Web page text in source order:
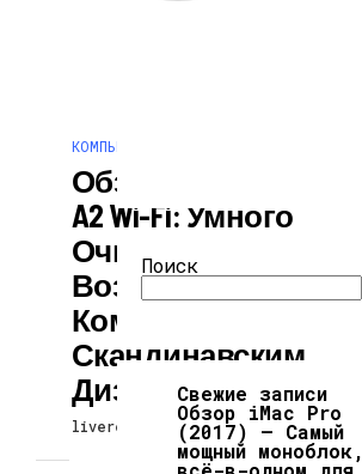
КОМПЬЮТЕРЫ И ГАДЖЕТЫ
Обзор TCL Breeva
A2 Wi-Fi: Умного
Очистителя
Воздуха С
Компактным
Скандинавским
Дизайном
livereaction 10.07.2026
Поиск
Свежие записи
Обзор iMac Pro
(2017) — Самый
мощный моноблок,